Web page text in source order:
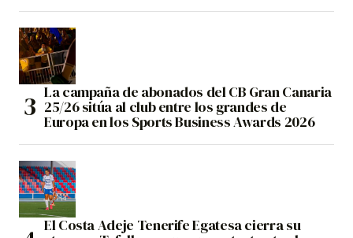
La campaña de abonados del CB Gran Canaria
25/26 sitúa al club entre los grandes de
Europa en los Sports Business Awards 2026
El Costa Adeje Tenerife Egatesa cierra su